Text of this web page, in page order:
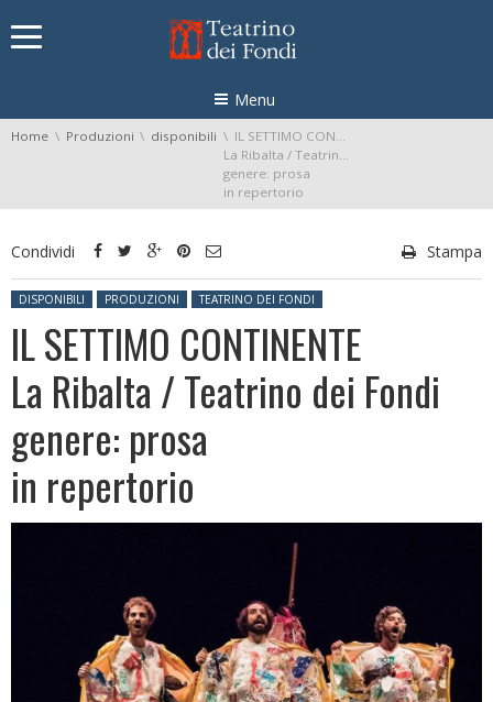
Menu
You are here:
Home Produzioni disponibili
IL SETTIMO CONTINENTE
La Ribalta / Teatrino dei Fondi
genere: prosa
in repertorio
Condividi Stampa
Posted in:
DISPONIBILI PRODUZIONI TEATRINO DEI FONDI
IL SETTIMO CONTINENTE
La Ribalta / Teatrino dei Fondi
genere: prosa
in repertorio